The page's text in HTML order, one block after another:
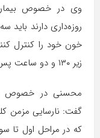
وی در خصوص
روزه‌داری دارند
خون خود را کنترل
زیر ۱۳۰ و دو ساعت پس از آن زیر ۱۸۰ باشد.
محسنی در خصوص
گفت: نارسایی مزمن
که در مراحل اول تا